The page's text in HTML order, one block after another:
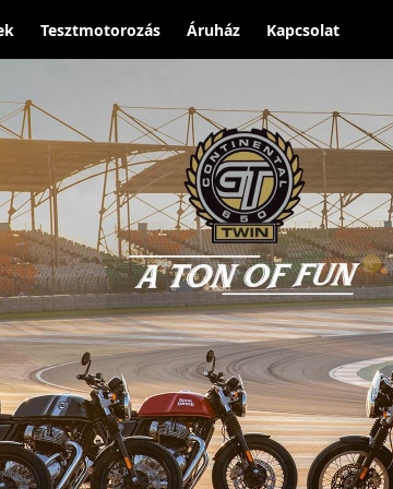
Tesztmotorozás Áruház Kapcsolat